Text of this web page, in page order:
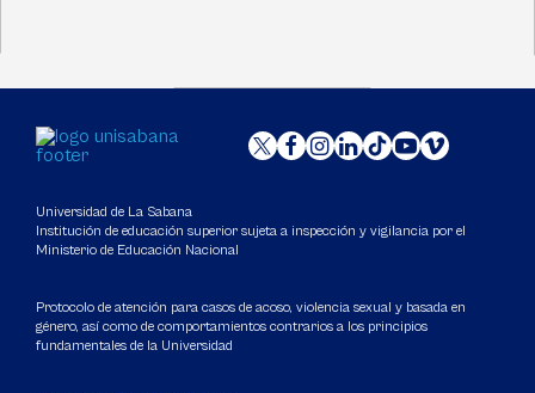
Universidad de La Sabana
Institución de educación superior sujeta a inspección y vigilancia por el
Ministerio de Educación Nacional
Protocolo de atención para casos de acoso, violencia sexual y basada en
género, así como de comportamientos contrarios a los principios
fundamentales de la Universidad